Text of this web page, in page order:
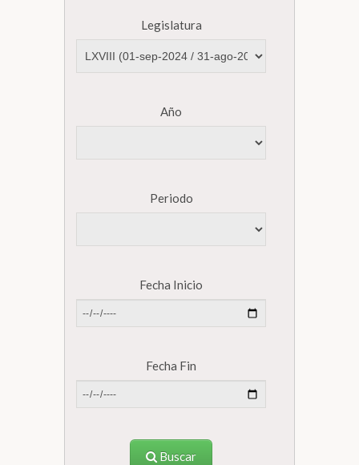
Legislatura
Año
Periodo
Fecha Inicio
Fecha Fin
Buscar